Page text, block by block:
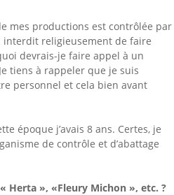
mes productions est contrôlée par
interdit religieusement de faire
devrais-je faire appel à un
tiens à rappeler que je suis
personnel et cela bien avant
époque j’avais 8 ans. Certes, je
de contrôle et d’abattage
Herta », «Fleury Michon », etc. ?